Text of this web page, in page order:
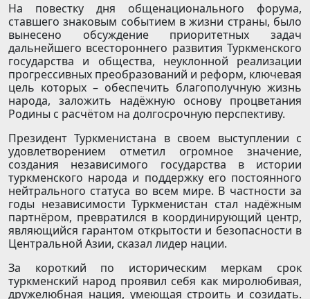
На повестку дня общенационального форума,
ставшего знаковым событием в жизни страны, было
вынесено обсуждение приоритетных задач
дальнейшего всестороннего развития Туркменского
государства и общества, неуклонной реализации
прогрессивных преобразований и реформ, ключевая
цель которых – обеспечить благополучную жизнь
народа, заложить надёжную основу процветания
Родины с расчётом на долгосрочную перспективу.
Президент Туркменистана в своем выступлении с
удовлетворением отметил огромное значение,
создания независимого государства в истории
туркменского народа и поддержку его постоянного
нейтрального статуса во всем мире. В частности за
годы независимости Туркменистан стал надёжным
партнёром, превратился в координирующий центр,
являющийся гарантом открытости и безопасности в
Центральной Азии, сказал лидер нации.
За короткий по историческим меркам срок
туркменский народ проявил себя как миролюбивая,
дружелюбная нация, умеющая строить и созидать.